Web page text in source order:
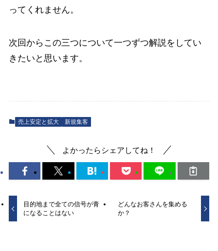
ってくれません。
次回からこの三つについて一つずつ解説をしてい
きたいと思います。
売上安定と拡大 新規集客
よかったらシェアしてね！
目的地まで全ての信号が青
になることはない
どんなお客さんを集める
か？